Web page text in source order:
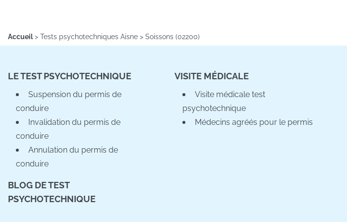
Accueil> Tests psychotechniques Aisne > Soissons (02200)
LE TEST PSYCHOTECHNIQUE
Suspension du permis de
conduire
Invalidation du permis de
conduire
Annulation du permis de
conduire
BLOG DE TEST
PSYCHOTECHNIQUE
VISITE MÉDICALE
Visite médicale test
psychotechnique
Médecins agréés pour le permis